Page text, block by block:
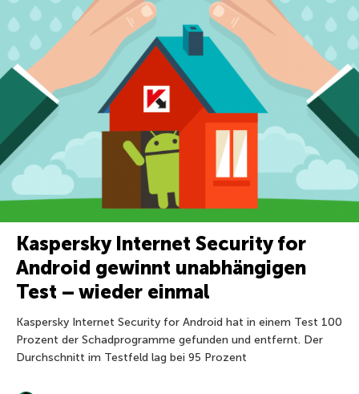
Kaspersky Internet Security for
Android gewinnt unabhängigen
Test – wieder einmal
Kaspersky Internet Security for Android hat in einem Test 100
Prozent der Schadprogramme gefunden und entfernt. Der
Durchschnitt im Testfeld lag bei 95 Prozent